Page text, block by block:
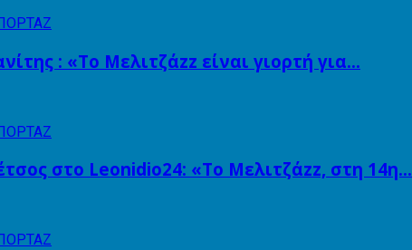
: «Το Μελιτζάzz είναι γιορτή για…
στο Leonidio24: «Το Μελιτζάzz, στη 14η…